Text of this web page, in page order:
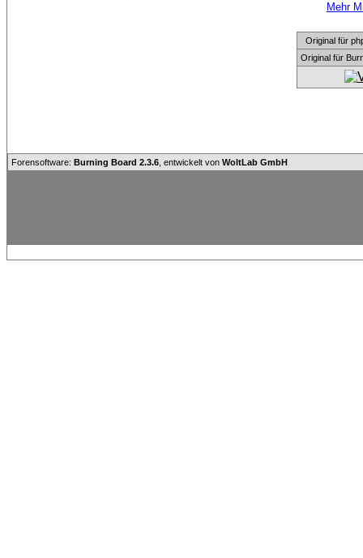
Mehr
Original für
Original für
Forensoftware: Burning Board 2.3.6 , entwickelt von WoltLab GmbH